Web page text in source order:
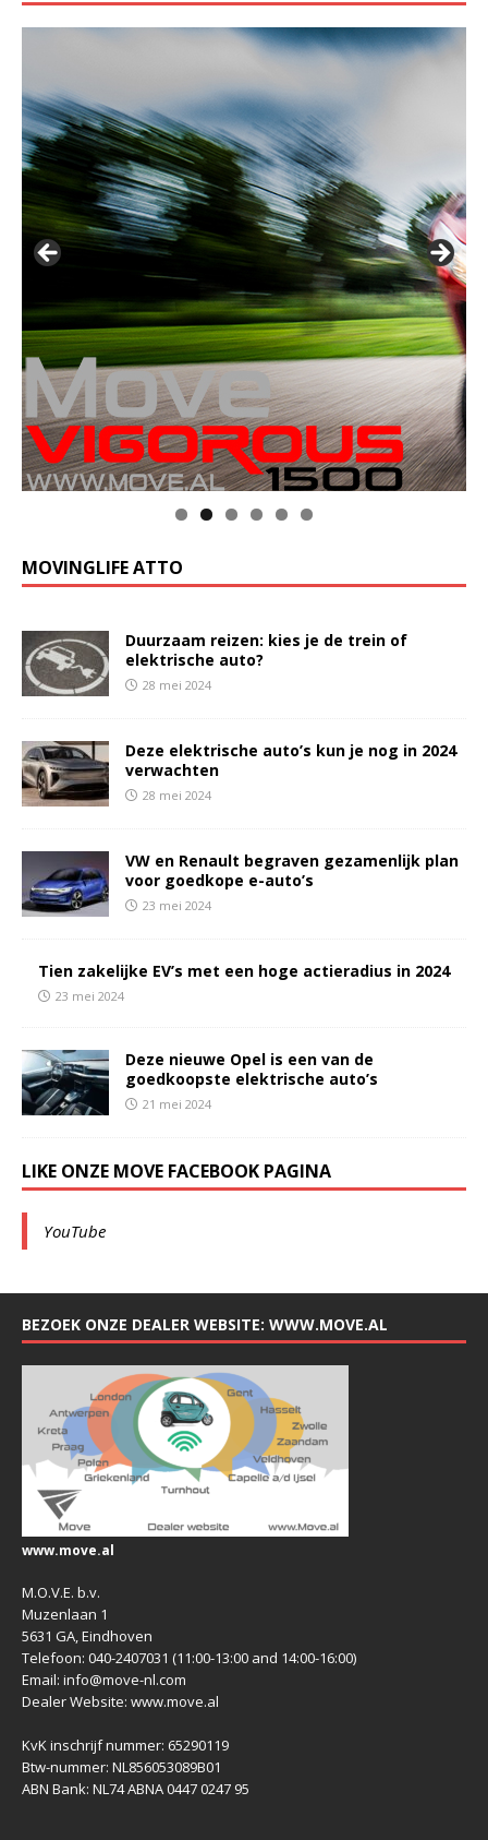
MOVINGLIFE ATTO
Duurzaam reizen: kies je de trein of
elektrische auto?
28 mei 2024
Deze elektrische auto’s kun je nog in 2024
verwachten
28 mei 2024
VW en Renault begraven gezamenlijk plan
voor goedkope e-auto’s
23 mei 2024
Tien zakelijke EV’s met een hoge actieradius in 2024
23 mei 2024
Deze nieuwe Opel is een van de
goedkoopste elektrische auto’s
21 mei 2024
LIKE ONZE MOVE FACEBOOK PAGINA
YouTube
BEZOEK ONZE DEALER WEBSITE: WWW.MOVE.AL
www.move.al
M.O.V.E. b.v.
Muzenlaan 1
5631 GA, Eindhoven
Telefoon: 040-2407031 (11:00-13:00 and 14:00-16:00)
Email: info@move-nl.com
Dealer Website: www.move.al
KvK inschrijf nummer: 65290119
Btw-nummer: NL856053089B01
ABN Bank: NL74 ABNA 0447 0247 95